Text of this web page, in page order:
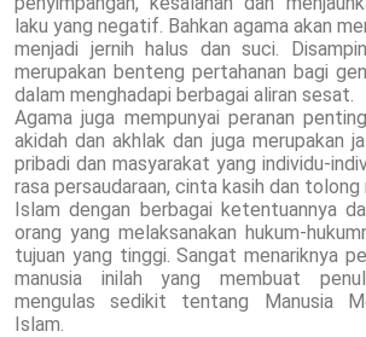
laku yang negatif. Bahkan agama akan
menjadi jernih halus dan suci.
merupakan benteng pertahanan bagi
dalam menghadapi berbagai aliran sesat.
Agama juga mempunyai peranan
akidah dan akhlak dan juga merupakan
pribadi dan masyarakat yang individu-
rasa persaudaraan, cinta kasih dan tolong
Islam dengan berbagai ketentuannya
orang yang melaksanakan hukum-
tujuan yang tinggi. Sangat menariknya
manusia inilah yang membuat
mengulas sedikit tentang Manusia
Islam.